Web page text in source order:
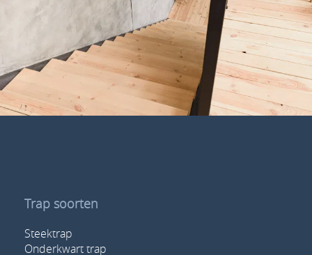
Trap soorten
Steektrap
Onderkwart trap